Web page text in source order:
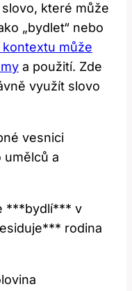
slovo, které může
„bydlet“ nebo
může
a použití. Zde
využít slovo
vesnici
a
***bydlí*** v
rodina